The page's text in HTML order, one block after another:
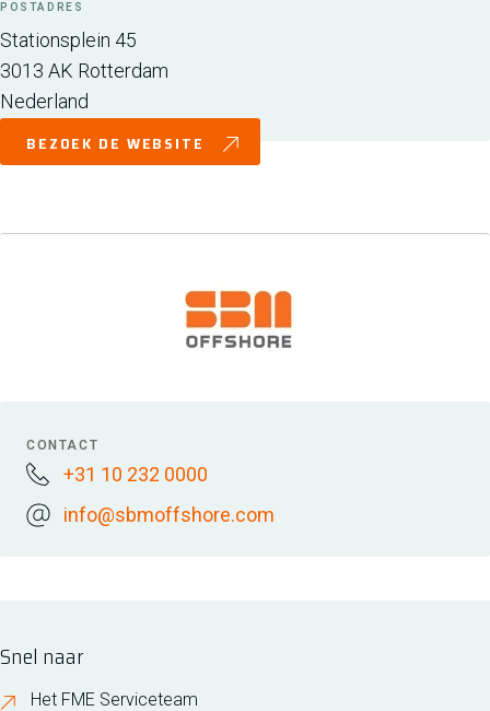
POSTADRES
Stationsplein 45
3013 AK Rotterdam
Nederland
BEZOEK DE WEBSITE
CONTACT
+31 10 232 0000
info@sbmoffshore.com
Snel naar
Het FME Serviceteam